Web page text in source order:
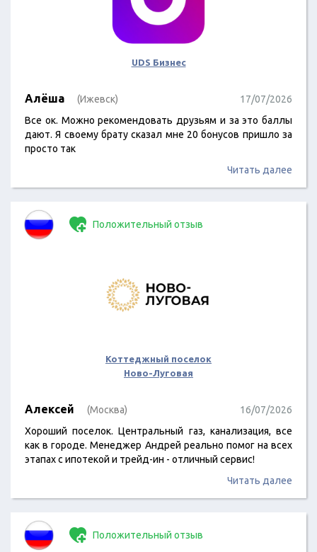
UDS Бизнес
Алёша (Ижевск)
17/07/2026
Все ок. Можно рекомендовать друзьям и за это баллы
дают. Я своему брату сказал мне 20 бонусов пришло за
просто так
Читать далее
Положительный отзыв
Коттеджный поселок
Ново-Луговая
Алексей (Москва)
16/07/2026
Хороший поселок. Центральный газ, канализация, все
как в городе. Менеджер Андрей реально помог на всех
этапах с ипотекой и трейд-ин - отличный сервис!
Читать далее
Положительный отзыв